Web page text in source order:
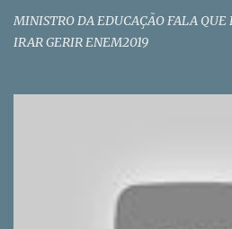
MINISTRO DA EDUCAÇÃO FALA QUE
IRAR GERIR ENEM2019